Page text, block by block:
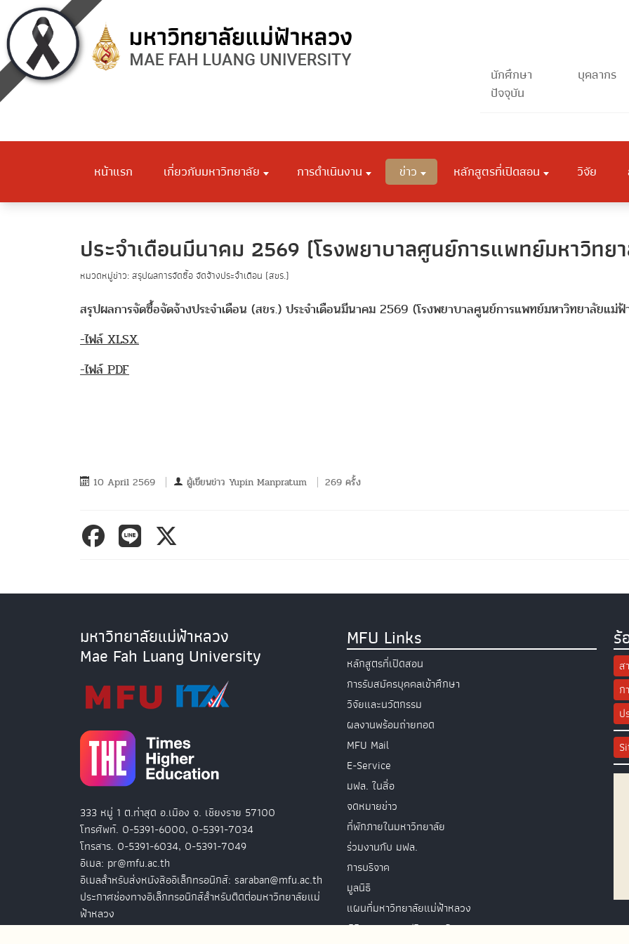
นักศึกษา
ปัจจุบัน
บุคลากร
หน้าแรก เกี่ยวกับมหาวิทยาลัย การดำเนินงาน ข่าว หลักสูตรที่เปิดสอน วิจัย
ประจำเดือนมีนาคม 2569 (โรงพยาบาลศูนย์การแพทย์มหาวิทย
หมวดหมู่ข่าว: สรุปผลการจัดซื้อ จัดจ้างประจำเดือน (สขร.)
สรุปผลการจัดซื้อจัดจ้างประจำเดือน (สขร.) ประจำเดือนมีนาคม 2569 (โรงพยาบาลศูนย์การแพทย์มหาวิทยาลัยแม่ฟ้
-ไฟล์ XLSX.
-ไฟล์ PDF
10 April 2569 ผู้เขียนข่าว Yupin Manpratum 269 ครั้ง
มหาวิทยาลัยแม่ฟ้าหลวง
Mae Fah Luang University
333 หมู่ 1 ต.ท่าสุด อ.เมือง จ. เชียงราย 57100
โทรศัพท์. 0-5391-6000, 0-5391-7034
โทรสาร. 0-5391-6034, 0-5391-7049
อีเมล: pr@mfu.ac.th
อีเมลสำหรับส่งหนังสืออิเล็กทรอนิกส์: saraban@mfu.ac.th
ประกาศช่องทางอิเล็กทรอนิกส์สำหรับติดต่อมหาวิทยาลัยแม่
ฟ้าหลวง
MFU Links
หลักสูตรที่เปิดสอน
การรับสมัครบุคคลเข้าศึกษา
วิจัยและนวัตกรรม
ผลงานพร้อมถ่ายทอด
MFU Mail
E-Service
มฟล. ในสื่อ
จดหมายข่าว
ที่พักภายในมหาวิทยาลัย
ร่วมงานกับ มฟล.
การบริจาค
มูลนิธิ
แผนที่มหาวิทยาลัยแม่ฟ้าหลวง
พิธีพระราชทานปริญญาบัตร
ร้
ส
ก
ป